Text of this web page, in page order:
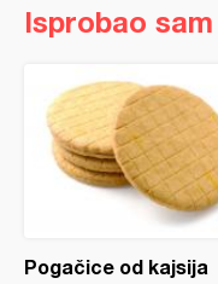
Isprobao sam
Pogačice od kajsija